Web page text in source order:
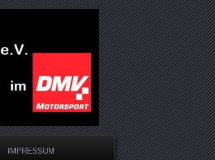
IMPRESSUM